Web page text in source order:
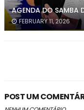
AGENDA DO SAMBA
FEBRUARY 11, 2026
POST UM